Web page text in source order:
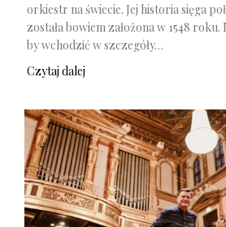
orkiestr na świecie. Jej historia sięga
została bowiem założona w 1548 roku.
by wchodzić w szczegóły…
Czytaj dalej